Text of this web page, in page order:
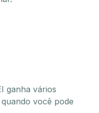
ganha vários
você pode